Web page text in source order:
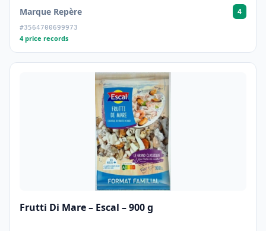
Marque Repère 4
#3564700699973
4 price records
Frutti Di Mare – Escal – 900 g